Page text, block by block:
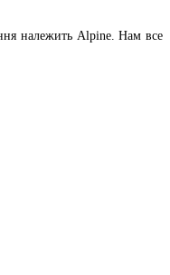
належить Alpine. Нам все